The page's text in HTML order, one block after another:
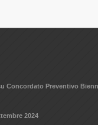
Concordato Preventivo
2024